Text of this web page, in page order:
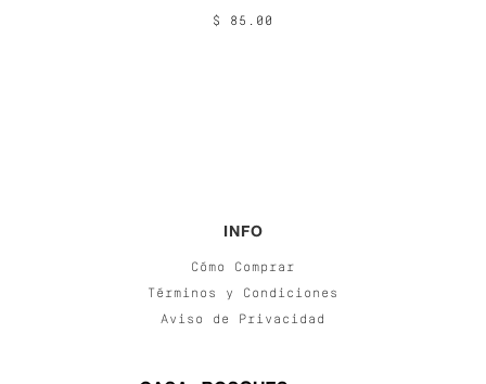
$ 85.00
INFO
Cómo Comprar
Términos y Condiciones
Aviso de Privacidad